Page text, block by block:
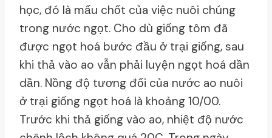
học, đó là mấu chốt của việc nuôi chúng
trong nước ngọt. Cho dù giống tôm đã
được ngọt hoá bước đầu ở trại giống, sau
khi thả vào ao vẫn phải luyện ngọt hoá dần
dần. Nồng độ tương đối của nước ao nuôi
ở trại giống ngọt hoá là khoảng 10/00.
Trước khi thả giống vào ao, nhiệt độ nước